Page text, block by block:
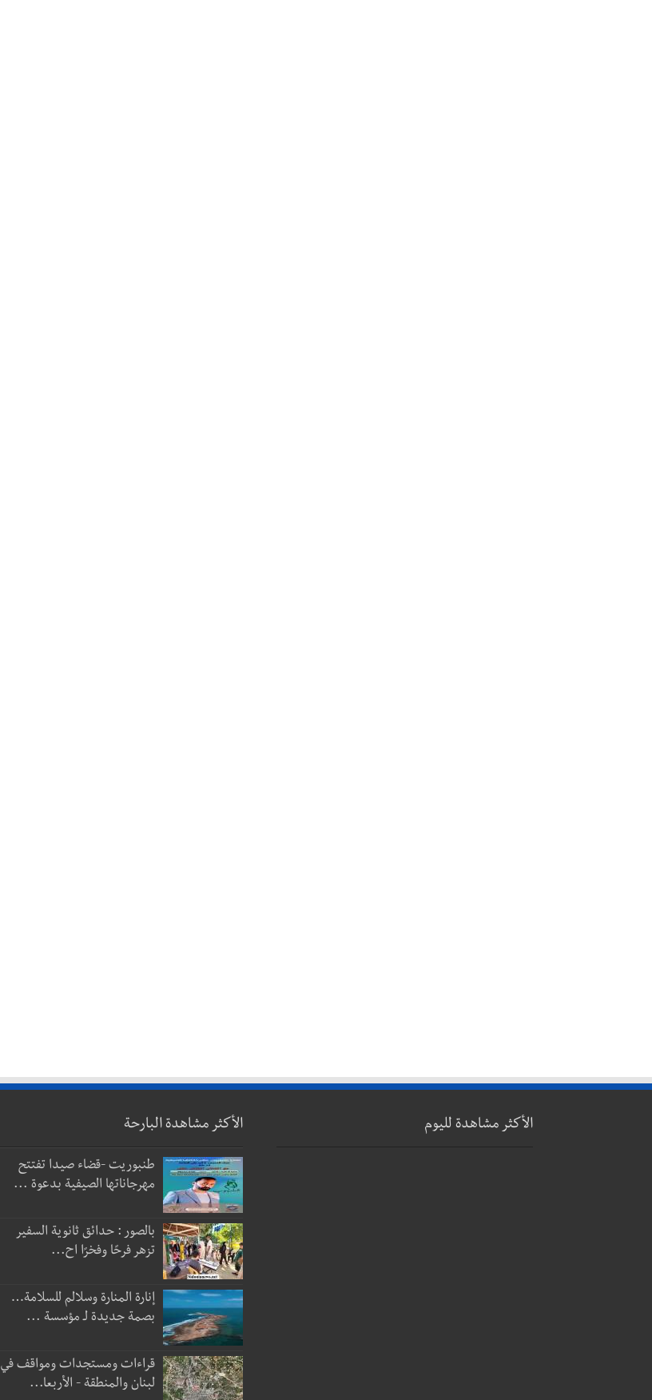
الأكثر مشاهدة لليوم الأكثر مشاهدة البارحة
طنبوريت -قضاء صيدا تفتتح
مهرجاناتها الصيفية بدعوة ...
بالصور : حدائق ثانوية السفير
تزهر فرحًا وفخرًا اح...
إنارة المنارة وسلالم للسلامة…
بصمة جديدة لـ مؤسسة ...
قراءات ومستجدات ومواقف في
لبنان والمنطقة - الأربعا...